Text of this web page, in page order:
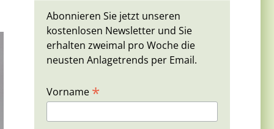
Abonnieren Sie jetzt unseren
kostenlosen Newsletter und Sie
erhalten zweimal pro Woche die
neusten Anlagetrends per Email.
Vorname *